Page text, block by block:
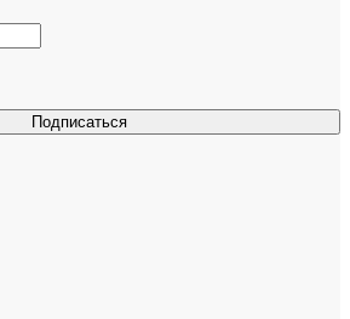
Подписаться